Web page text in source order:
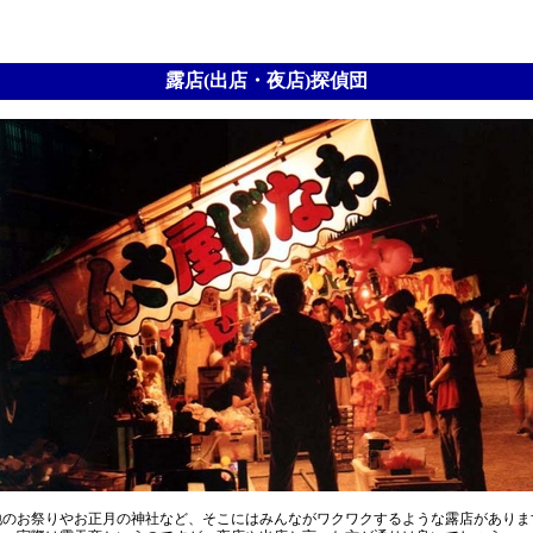
露店(出店・夜店)探偵団
お祭りやお正月の神社など、そこにはみんながワクワクするような露店があり